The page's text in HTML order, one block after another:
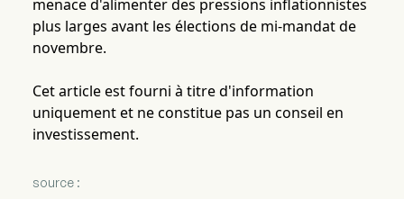
menace d'alimenter des pressions inflationnistes
plus larges avant les élections de mi-mandat de
novembre.
Cet article est fourni à titre d'information
uniquement et ne constitue pas un conseil en
investissement.
source :